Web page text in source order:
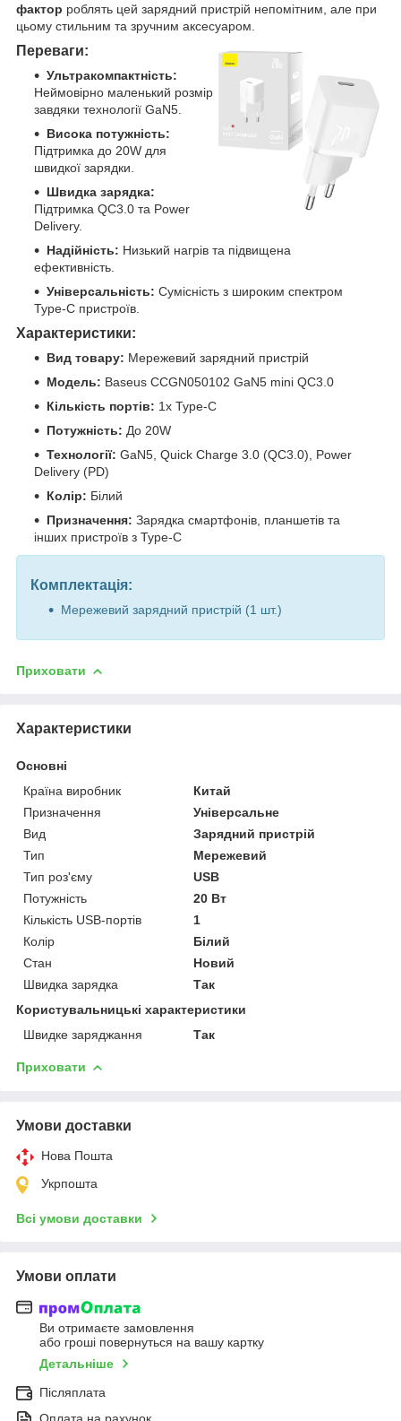
фактор роблять цей зарядний пристрій непомітним, але при
цьому стильним та зручним аксесуаром.
Переваги:
Ультракомпактність:
Неймовірно маленький розмір
завдяки технології GaN5.
Висока потужність:
Підтримка до 20W для
швидкої зарядки.
Швидка зарядка:
Підтримка QC3.0 та Power
Delivery.
Надійність: Низький нагрів та підвищена
ефективність.
Універсальність: Сумісність з широким спектром
Type-C пристроїв.
Характеристики:
Вид товару: Мережевий зарядний пристрій
Модель: Baseus CCGN050102 GaN5 mini QC3.0
Кількість портів: 1x Type-C
Потужність: До 20W
Технології: GaN5, Quick Charge 3.0 (QC3.0), Power
Delivery (PD)
Колір: Білий
Призначення: Зарядка смартфонів, планшетів та
інших пристроїв з Type-C
Комплектація:
Мережевий зарядний пристрій (1 шт.)
Приховати
Характеристики
Основні
Країна виробник
Китай
Призначення
Універсальне
Вид
Зарядний пристрій
Тип
Мережевий
Тип роз'єму
USB
Потужність
20 Вт
Кількість USB-портів
1
Колір
Білий
Стан
Новий
Швидка зарядка
Так
Користувальницькі характеристики
Швидке заряджання
Так
Приховати
Умови доставки
Нова Пошта
Укрпошта
Всі умови доставки
Умови оплати
Ви отримаєте замовлення
або гроші повернуться на вашу картку
Детальніше
Післяплата